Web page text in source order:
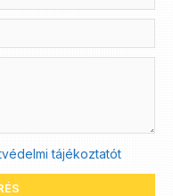
tájékoztatót